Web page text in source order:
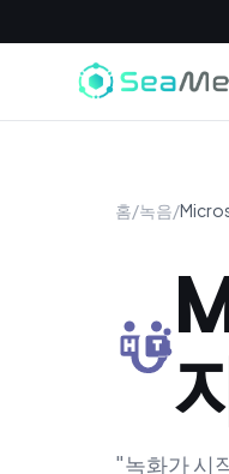
홈/녹음/
"녹화가 시